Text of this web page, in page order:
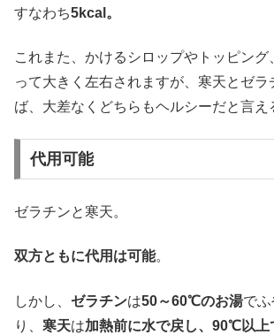
すなわち5kcal。
これまた、かけるシロップやトッピング
って大きく左右されますが、寒天とゼラ
ば、大差なくどちらもヘルシーだと言え
代用可能
ゼラチンと寒天。
双方ともに代用は可能。
しかし、 ゼラチンは50～60℃のお湯でふ
り、 寒天は加熱前に水で戻し、90℃以上